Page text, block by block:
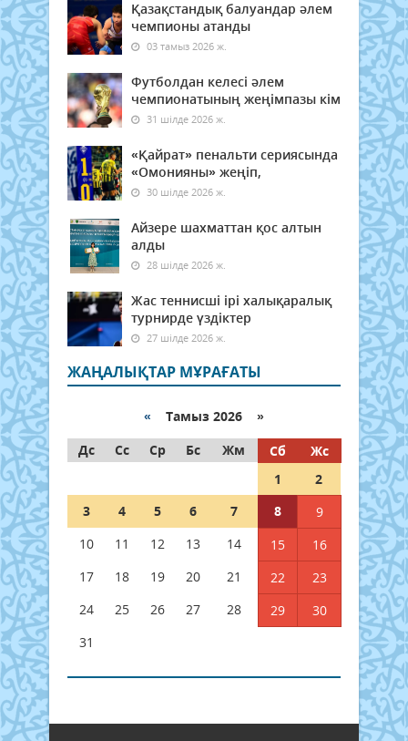
Қазақстандық балуандар әлем
чемпионы атанды
03 тамыз 2026 ж.
Футболдан келесі әлем
чемпионатының жеңімпазы кім
31 шілде 2026 ж.
«Қайрат» пенальти сериясында
«Омонияны» жеңіп,
30 шілде 2026 ж.
Айзере шахматтан қос алтын
алды
28 шілде 2026 ж.
Жас теннисші ірі халықаралық
турнирде үздіктер
27 шілде 2026 ж.
ЖАҢАЛЫҚТАР МҰРАҒАТЫ
« Тамыз 2026 »
Дс
Сс Ср Бс Жм Сб
Жс
1
2
3
4 5 6 7 8
9
10
11 12 13 14 15
16
17
18 19 20 21 22
23
24
25 26 27 28 29
30
31